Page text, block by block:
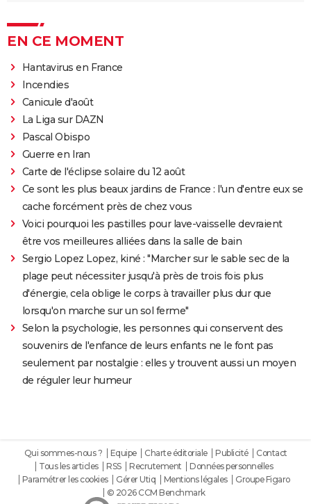
EN CE MOMENT
Hantavirus en France
Incendies
Canicule d'août
La Liga sur DAZN
Pascal Obispo
Guerre en Iran
Carte de l'éclipse solaire du 12 août
Ce sont les plus beaux jardins de France : l'un d'entre eux se
cache forcément près de chez vous
Voici pourquoi les pastilles pour lave-vaisselle devraient
être vos meilleures alliées dans la salle de bain
Sergio Lopez Lopez, kiné : "Marcher sur le sable sec de la
plage peut nécessiter jusqu'à près de trois fois plus
d'énergie, cela oblige le corps à travailler plus dur que
lorsqu'on marche sur un sol ferme"
Selon la psychologie, les personnes qui conservent des
souvenirs de l'enfance de leurs enfants ne le font pas
seulement par nostalgie : elles y trouvent aussi un moyen
de réguler leur humeur
Qui sommes-nous ? Equipe Charte éditoriale Publicité
Contact
Tous les articles
RSS Recrutement
Données personnelles
Paramétrer les cookies
Gérer Utiq Mentions légales
Groupe Figaro
© 2026 CCM Benchmark